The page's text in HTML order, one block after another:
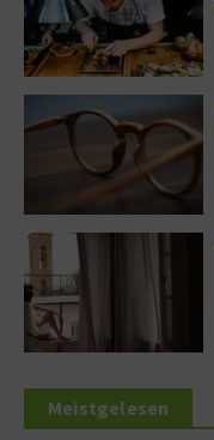
Meistgelesen